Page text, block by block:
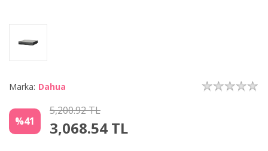
Marka: Dahua
%41
5,200.92 TL
3,068.54 TL